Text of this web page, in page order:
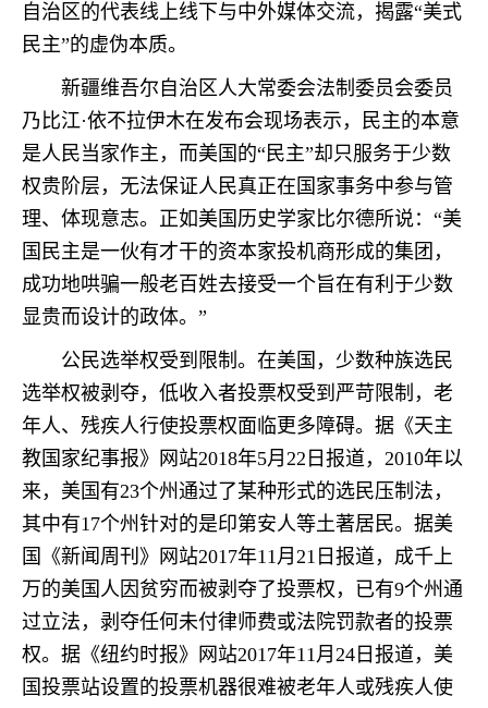
自治区的代表线上线下与中外媒体交流，揭露“美式
民主”的虚伪本质。
新疆维吾尔自治区人大常委会法制委员会委员
乃比江·依不拉伊木在发布会现场表示，民主的本意
是人民当家作主，而美国的“民主”却只服务于少数
权贵阶层，无法保证人民真正在国家事务中参与管
理、体现意志。正如美国历史学家比尔德所说：“美
国民主是一伙有才干的资本家投机商形成的集团，
成功地哄骗一般老百姓去接受一个旨在有利于少数
显贵而设计的政体。”
公民选举权受到限制。在美国，少数种族选民
选举权被剥夺，低收入者投票权受到严苛限制，老
年人、残疾人行使投票权面临更多障碍。据《天主
教国家纪事报》网站2018年5月22日报道，2010年以
来，美国有23个州通过了某种形式的选民压制法，
其中有17个州针对的是印第安人等土著居民。据美
国《新闻周刊》网站2017年11月21日报道，成千上
万的美国人因贫穷而被剥夺了投票权，已有9个州通
过立法，剥夺任何未付律师费或法院罚款者的投票
权。据《纽约时报》网站2017年11月24日报道，美
国投票站设置的投票机器很难被老年人或残疾人使